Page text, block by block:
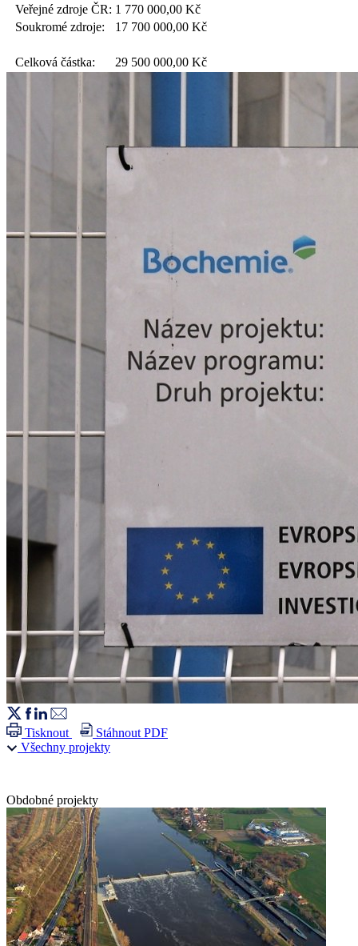
Veřejné zdroje ČR: 1 770 000,00 Kč
Soukromé zdroje:
17 700 000,00 Kč
Celková částka: 29 500 000,00 Kč
Tisknout
Stáhnout PDF
Všechny projekty
Obdobné projekty